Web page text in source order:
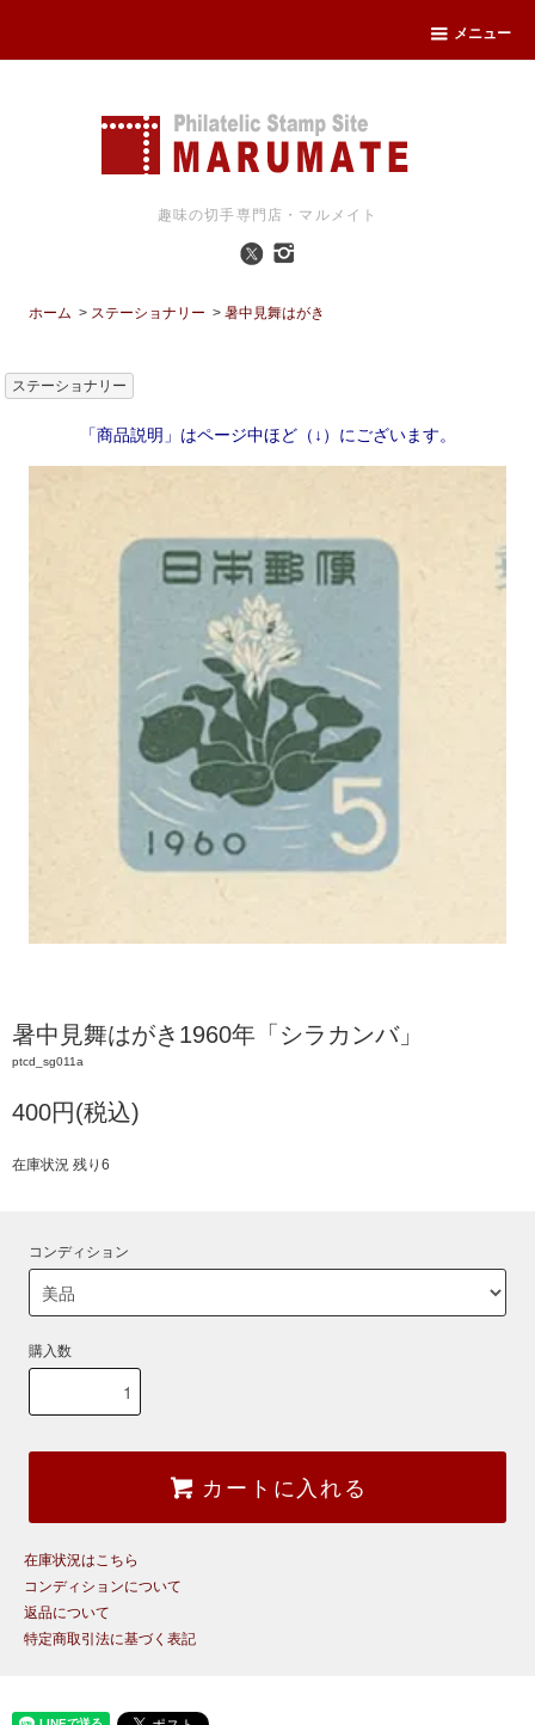
メニュー
趣味の切手専門店・マルメイト
ホーム > ステーショナリー >暑中見舞はがき
ステーショナリー
「商品説明」はページ中ほど（↓）にございます。
暑中見舞はがき1960年「シラカンバ」
ptcd_sg011a
400円(税込)
在庫状況 残り6
コンディション
購入数
カートに入れる
在庫状況はこちら
コンディションについて
返品について
特定商取引法に基づく表記